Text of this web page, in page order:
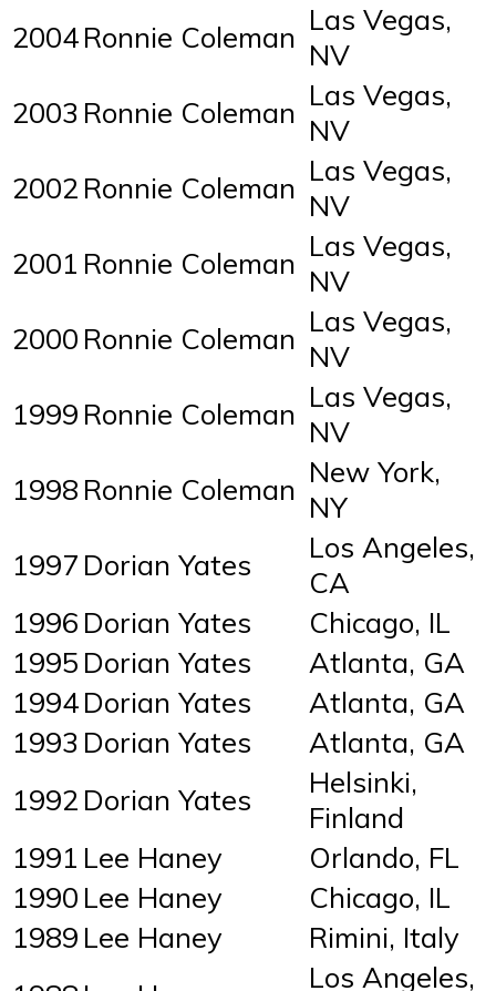
2004Ronnie Coleman Las Vegas,
NV
2003 Ronnie Coleman Las Vegas,
NV
2002 Ronnie Coleman Las Vegas,
NV
2001 Ronnie Coleman Las Vegas,
NV
2000 Ronnie Coleman Las Vegas,
NV
1999 Ronnie Coleman Las Vegas,
NV
1998 Ronnie Coleman New York,
NY
1997 Dorian Yates
Los Angeles,
CA
1996 Dorian Yates
Chicago, IL
1995 Dorian Yates
Atlanta, GA
1994Dorian Yates
Atlanta, GA
1993 Dorian Yates
Atlanta, GA
1992 Dorian Yates
Helsinki,
Finland
1991 Lee Haney
Orlando, FL
1990 Lee Haney
Chicago, IL
1989 Lee Haney
Rimini, Italy
Los Angeles,